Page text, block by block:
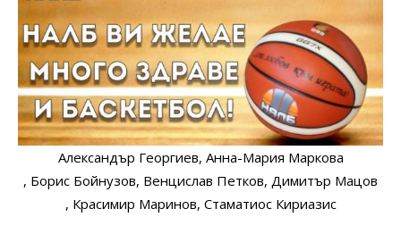
Александър Георгиев, Анна-Мария Маркова
, Борис Бойнузов, Венцислав Петков, Димитър Мацов
, Красимир Маринов, Стаматиос Кириазис